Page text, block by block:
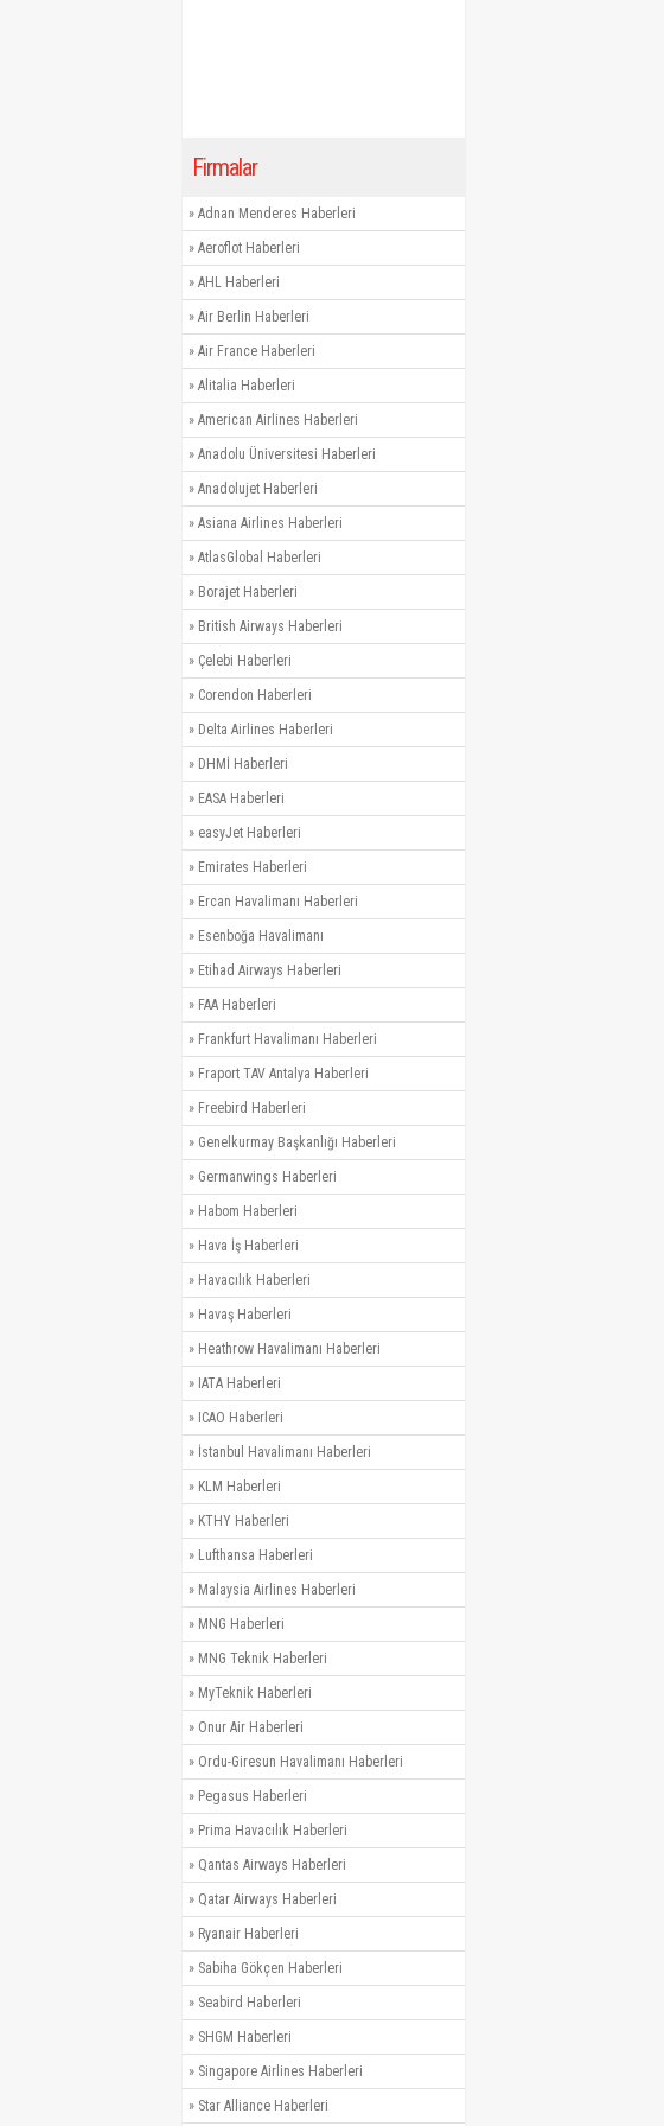
Firmalar
» Adnan Menderes Haberleri
» Aeroflot Haberleri
» AHL Haberleri
» Air Berlin Haberleri
» Air France Haberleri
» Alitalia Haberleri
» American Airlines Haberleri
» Anadolu Üniversitesi Haberleri
» Anadolujet Haberleri
» Asiana Airlines Haberleri
» AtlasGlobal Haberleri
» Borajet Haberleri
» British Airways Haberleri
» Çelebi Haberleri
» Corendon Haberleri
» Delta Airlines Haberleri
» DHMİ Haberleri
» EASA Haberleri
» easyJet Haberleri
» Emirates Haberleri
» Ercan Havalimanı Haberleri
» Esenboğa Havalimanı
» Etihad Airways Haberleri
» FAA Haberleri
» Frankfurt Havalimanı Haberleri
» Fraport TAV Antalya Haberleri
» Freebird Haberleri
» Genelkurmay Başkanlığı Haberleri
» Germanwings Haberleri
» Habom Haberleri
» Hava İş Haberleri
» Havacılık Haberleri
» Havaş Haberleri
» Heathrow Havalimanı Haberleri
» IATA Haberleri
» ICAO Haberleri
» İstanbul Havalimanı Haberleri
» KLM Haberleri
» KTHY Haberleri
» Lufthansa Haberleri
» Malaysia Airlines Haberleri
» MNG Haberleri
» MNG Teknik Haberleri
» MyTeknik Haberleri
» Onur Air Haberleri
» Ordu-Giresun Havalimanı Haberleri
» Pegasus Haberleri
» Prima Havacılık Haberleri
» Qantas Airways Haberleri
» Qatar Airways Haberleri
» Ryanair Haberleri
» Sabiha Gökçen Haberleri
» Seabird Haberleri
» SHGM Haberleri
» Singapore Airlines Haberleri
» Star Alliance Haberleri